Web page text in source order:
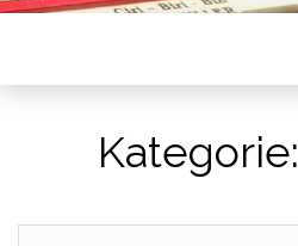
Kategorie: